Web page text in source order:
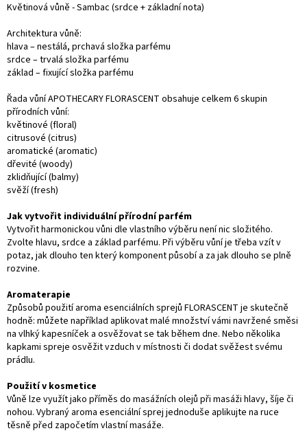
Květinová vůně - Sambac (srdce + základní nota)
Architektura vůně:
hlava – nestálá, prchavá složka parfému
srdce – trvalá složka parfému
základ – fixující složka parfému
Řada vůní APOTHECARY FLORASCENT obsahuje celkem 6 skupin
přírodních vůní:
květinové (floral)
citrusové (citrus)
aromatické (aromatic)
dřevité (woody)
zklidňující (balmy)
svěží (fresh)
Jak vytvořit individuální přírodní parfém
Vytvořit harmonickou vůni dle vlastního výběru není nic složitého.
Zvolte hlavu, srdce a základ parfému. Při výběru vůní je třeba vzít v
potaz, jak dlouho ten který komponent působí a za jak dlouho se plně
rozvine.
Aromaterapie
Způsobů použití aroma esenciálních sprejů FLORASCENT je skutečně
hodně: můžete například aplikovat malé množství vámi navržené směsi
na vlhký kapesníček a osvěžovat se tak během dne. Nebo několika
kapkami spreje osvěžit vzduch v místnosti či dodat svěžest svému
prádlu.
Použití v kosmetice
Vůně lze využít jako příměs do masážních olejů při masáži hlavy, šíje či
nohou. Vybraný aroma esenciální sprej jednoduše aplikujte na ruce
těsně před započetím vlastní masáže.